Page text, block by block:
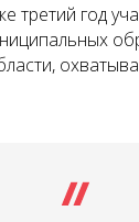
третий год